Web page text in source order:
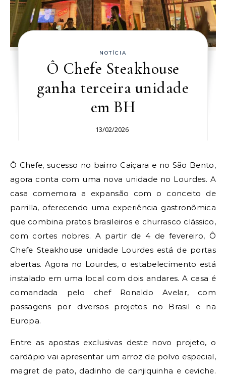
NOTÍCIA
Ô Chefe Steakhouse
ganha terceira unidade
em BH
13/02/2026
Ô Chefe, sucesso no bairro Caiçara e no São Bento,
agora conta com uma nova unidade no Lourdes. A
casa comemora a expansão com o conceito de
parrilla, oferecendo uma experiência gastronômica
que combina pratos brasileiros e churrasco clássico,
com cortes nobres. A partir de 4 de fevereiro, Ô
Chefe Steakhouse unidade Lourdes está de portas
abertas. Agora no Lourdes, o estabelecimento está
instalado em uma local com dois andares. A casa é
comandada pelo chef Ronaldo Avelar, com
passagens por diversos projetos no Brasil e na
Europa.
Entre as apostas exclusivas deste novo projeto, o
cardápio vai apresentar um arroz de polvo especial,
magret de pato, dadinho de canjiquinha e ceviche.